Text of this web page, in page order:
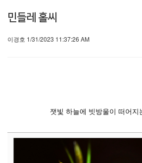
민들레 홀씨
이경호 1/31/2023 11:37:26 AM
잿빛 하늘에 빗방울이 떠어지